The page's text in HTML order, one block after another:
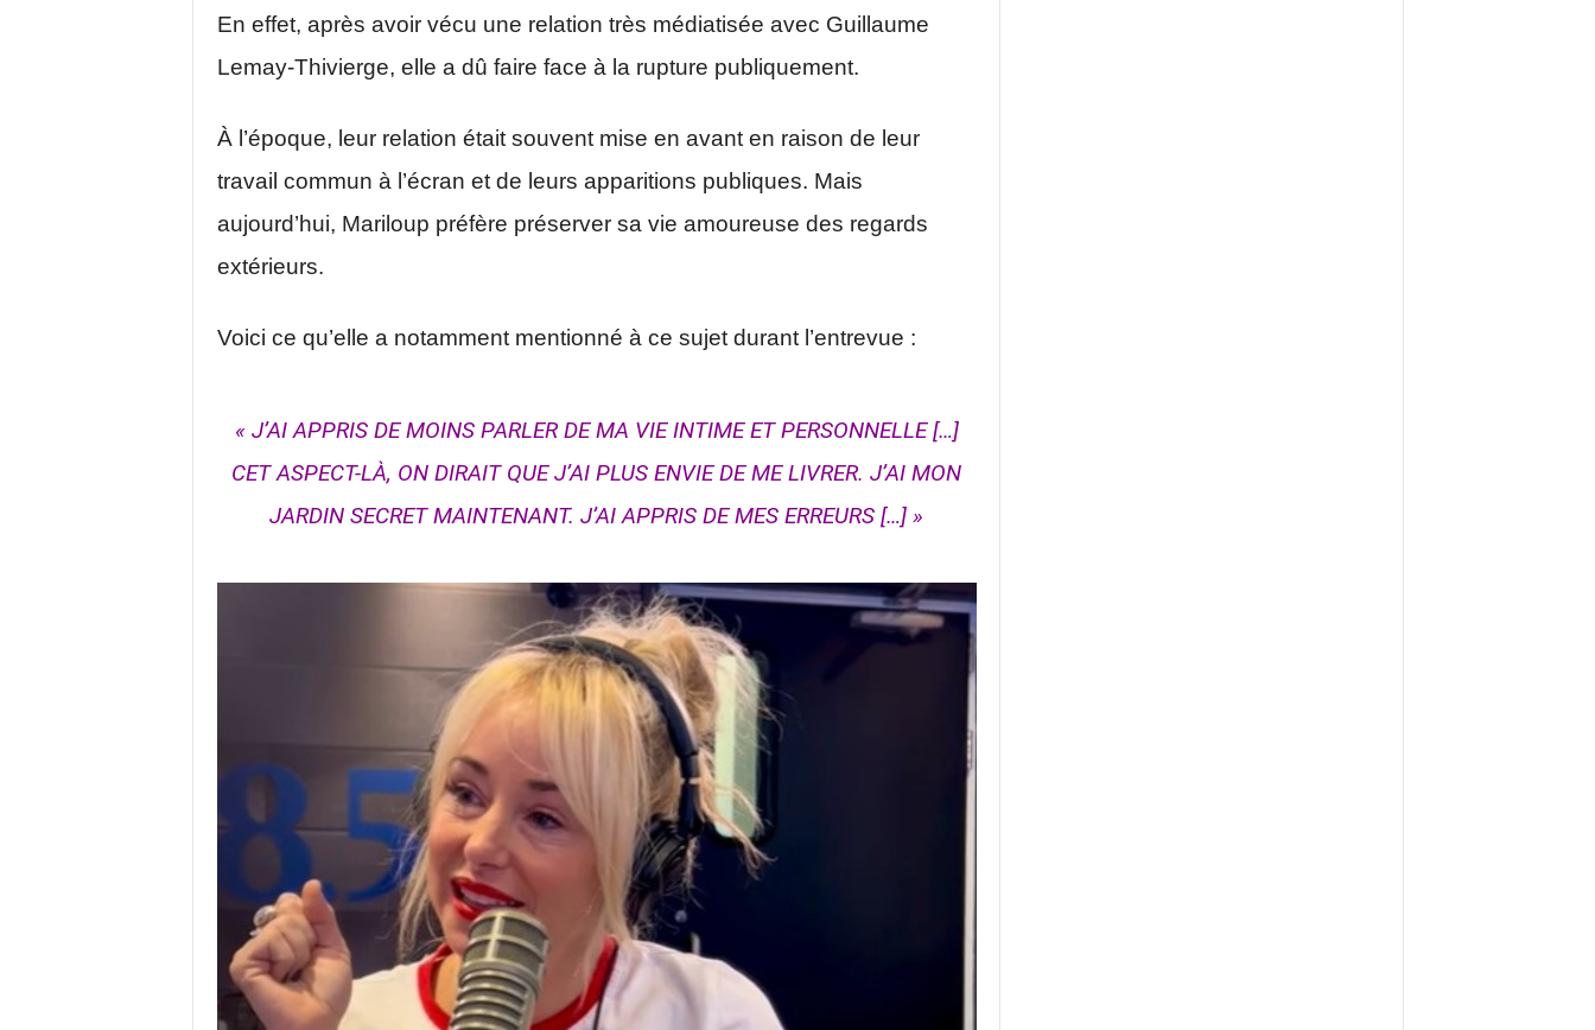
En effet, après avoir vécu une relation très médiatisée avec Guillaume
Lemay-Thivierge, elle a dû faire face à la rupture publiquement.
À l’époque, leur relation était souvent mise en avant en raison de leur
travail commun à l’écran et de leurs apparitions publiques. Mais
aujourd’hui, Mariloup préfère préserver sa vie amoureuse des regards
extérieurs.
Voici ce qu’elle a notamment mentionné à ce sujet durant l’entrevue :
« J’AI APPRIS DE MOINS PARLER DE MA VIE INTIME ET PERSONNELLE […]
CET ASPECT-LÀ, ON DIRAIT QUE J’AI PLUS ENVIE DE ME LIVRER. J’AI MON
JARDIN SECRET MAINTENANT. J’AI APPRIS DE MES ERREURS […] »